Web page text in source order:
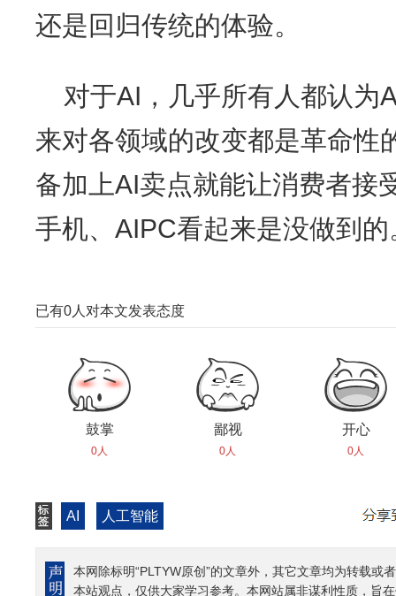
还是回归传统的体验。
对于AI，几乎所有人都认为
来对各领域的改变都是革命性
备加上AI卖点就能让消费者接
手机、AIPC看起来是没做到的
已有0 人对本文发表态度
鼓掌
0人
鄙视
0人
开心
0人
AI 人工智能
本网除标明“PLTYW原创”的文章外，其它文章均为转载
本站观点，仅供大家学习参考。本网站属非谋利性质，旨